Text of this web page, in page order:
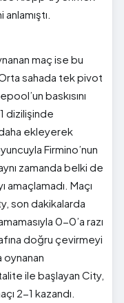
maç ise bu
sahada tek pivot
baskısını
dizilişinde
ekleyerek
Firmino’nun
zamanda belki de
Maçı
son dakikalarda
0-0’a razı
doğru çevirmeyi
oynanan
ile başlayan City,
2-1 kazandı.